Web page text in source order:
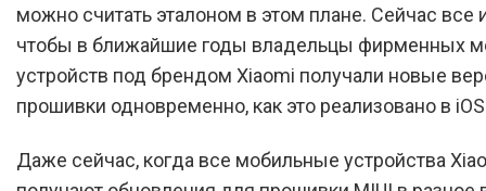
можно считать эталоном в этом плане. Сейчас все
чтобы в ближайшие годы владельцы фирменных
устройств под брендом Xiaomi получали новые
прошивки одновременно, как это реализовано в
Даже сейчас, когда все мобильные устройства